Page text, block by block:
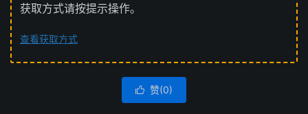
获取方式请按提示操作。
查看获取方式
 赞(0)